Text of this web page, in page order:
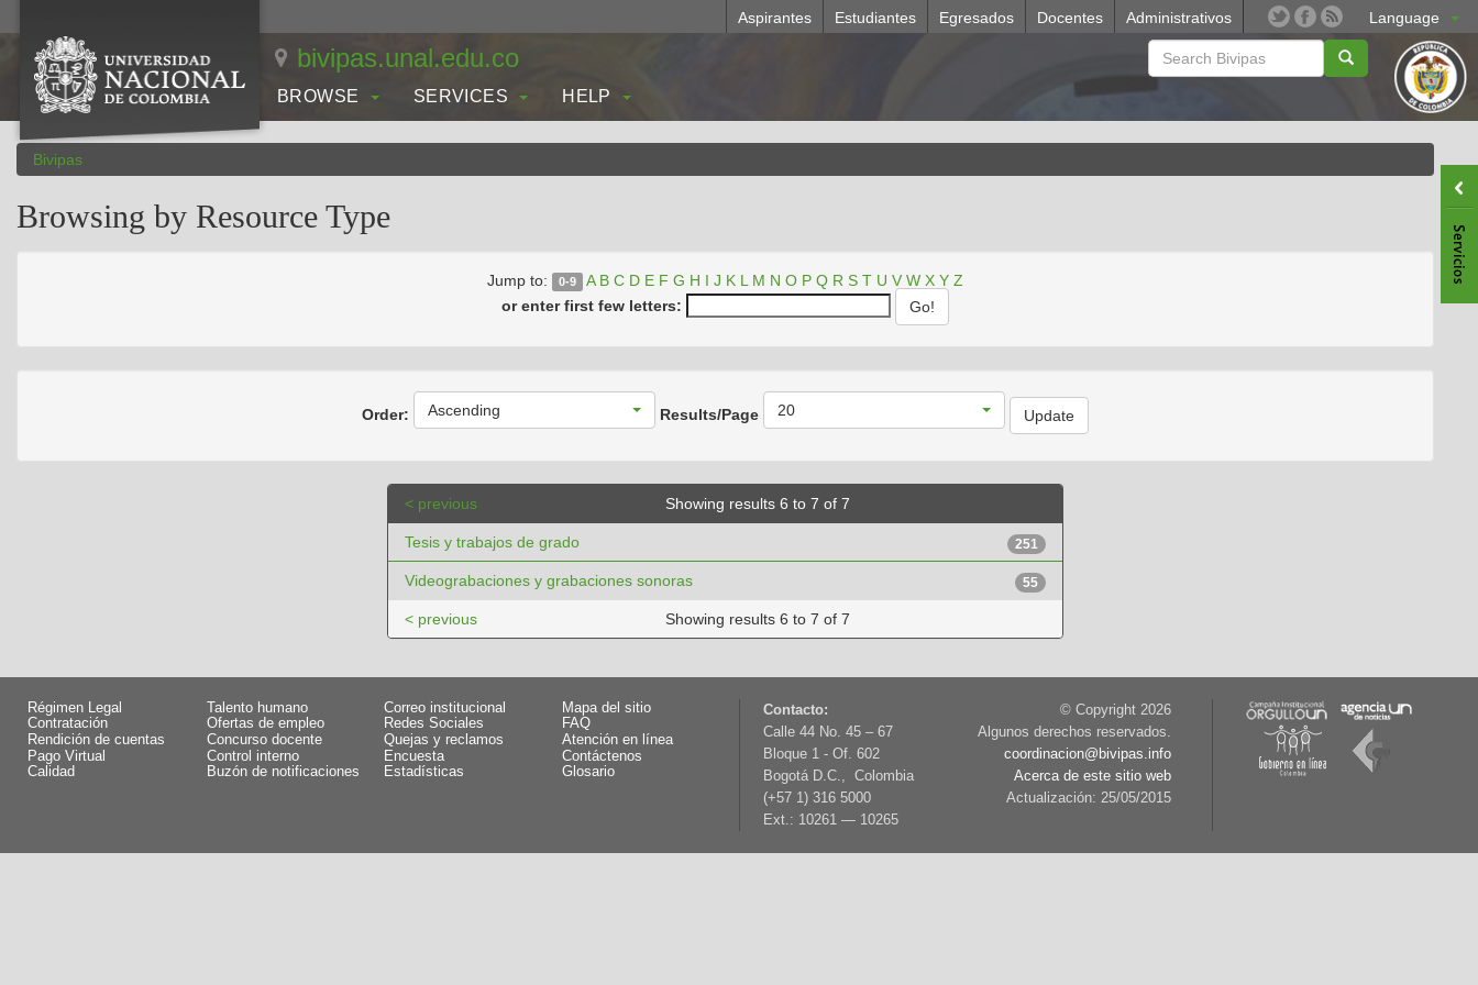
Language
Aspirantes Estudiantes Egresados Docentes Administrativos
bivipas.unal.edu.co
BROWSE SERVICES HELP
Bivipas
Browsing by Resource Type
Jump to: 0-9 A B C D E F G H I J K L M N O P Q R S T U V W X Y Z
or enter first few letters:
Order: Ascending Results/Page 20
Showing results 6 to 7 of 7
< previous
Tesis y trabajos de grado 251
Videograbaciones y grabaciones sonoras 55
Showing results 6 to 7 of 7
< previous
Régimen Legal
Talento humano
Contratación
Ofertas de empleo
Rendición de cuentas
Concurso docente
Pago Virtual
Control interno
Calidad
Buzón de notificaciones
Correo institucional
Mapa del sitio
Redes Sociales
FAQ
Quejas y reclamos
Atención en línea
Encuesta
Contáctenos
Estadísticas
Glosario
Contacto:
Calle 44 No. 45 – 67
Bloque 1 - Of. 602
Bogotá D.C., Colombia
(+57 1) 316 5000
Ext.: 10261 — 10265
© Copyright 2026
Algunos derechos reservados.
coordinacion@bivipas.info
Acerca de este sitio web
Actualización: 25/05/2015